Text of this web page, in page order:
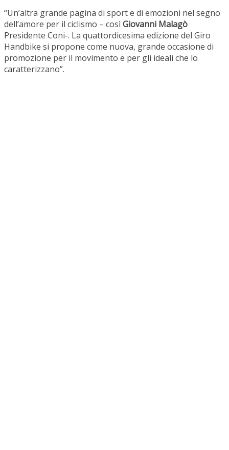
“Un’altra grande pagina di sport e di emozioni nel segno
dell’amore per il ciclismo – cosìGiovanni Malagò
Presidente Coni-. La quattordicesima edizione del Giro
Handbike si propone come nuova, grande occasione di
promozione per il movimento e per gli ideali che lo
caratterizzano”.